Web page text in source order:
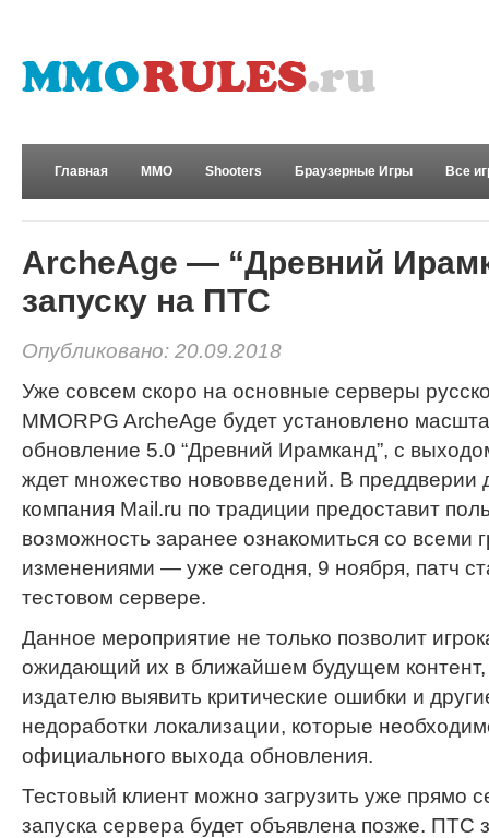
Главная MMO Shooters Браузерные Игры Все
ArcheAge — “Древний
запуску на ПТС
Опубликовано: 20.09.2018
Уже совсем скоро на основные серверы
MMORPG ArcheAge будет установлено
обновление 5.0 “Древний Ирамканд”, с
ждет множество нововведений. В преддверии
компания Mail.ru по традиции предоставит
возможность заранее ознакомиться со всеми
изменениями — уже сегодня, 9 ноября, патч
тестовом сервере.
Данное мероприятие не только позволит
ожидающий их в ближайшем будущем
издателю выявить критические ошибки и
недоработки локализации, которые
официального выхода обновления.
Тестовый клиент можно загрузить уже прямо
запуска сервера будет объявлена позже. ПТС